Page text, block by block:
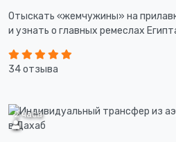
Отыскать «жемчужины» на
и узнать о главных ремеслах
34 отзыва
2 часа